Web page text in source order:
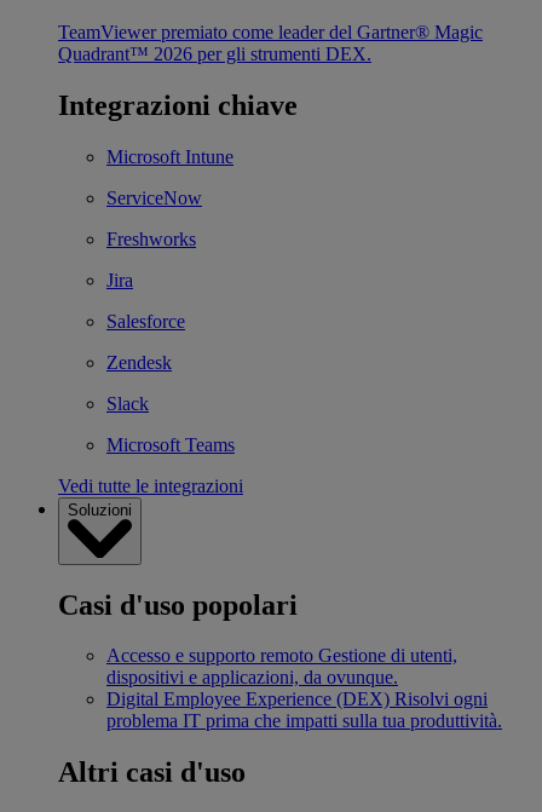
TeamViewer premiato come leader del Gartner® Magic
Quadrant™ 2026 per gli strumenti DEX.
Integrazioni chiave
Microsoft Intune
ServiceNow
Freshworks
Jira
Salesforce
Zendesk
Slack
Microsoft Teams
Vedi tutte le integrazioni
Soluzioni
Casi d'uso popolari
Accesso e supporto remoto Gestione di utenti,
dispositivi e applicazioni, da ovunque.
Digital Employee Experience (DEX) Risolvi ogni
problema IT prima che impatti sulla tua produttività.
Altri casi d'uso